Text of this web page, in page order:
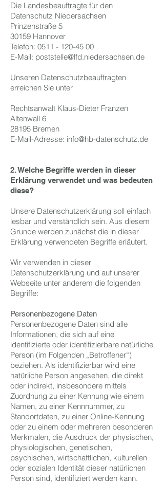
Die Landesbeauftragte für den
Datenschutz Niedersachsen
Prinzenstraße 5
30159 Hannover
Telefon: 0511 - 120-45 00
E-Mail: poststelle@lfd.niedersachsen.de
Unseren Datenschutzbeauftragten
erreichen Sie unter
Rechtsanwalt Klaus-Dieter Franzen
Altenwall 6
28195 Bremen
E-Mail-Adresse: info@hb-datenschutz.de
2. Welche Begriffe werden in dieser
Erklärung verwendet und was bedeuten
diese?
Unsere Datenschutzerklärung soll einfach
lesbar und verständlich sein. Aus diesem
Grunde werden zunächst die in dieser
Erklärung verwendeten Begriffe erläutert.
Wir verwenden in dieser
Datenschutzerklärung und auf unserer
Webseite unter anderem die folgenden
Begriffe:
Personenbezogene Daten
Personenbezogene Daten sind alle
Informationen, die sich auf eine
identifizierte oder identifizierbare natürliche
Person (im Folgenden „Betroffener“)
beziehen. Als identifizierbar wird eine
natürliche Person angesehen, die direkt
oder indirekt, insbesondere mittels
Zuordnung zu einer Kennung wie einem
Namen, zu einer Kennnummer, zu
Standortdaten, zu einer Online-Kennung
oder zu einem oder mehreren besonderen
Merkmalen, die Ausdruck der physischen,
physiologischen, genetischen,
psychischen, wirtschaftlichen, kulturellen
oder sozialen Identität dieser natürlichen
Person sind, identifiziert werden kann.